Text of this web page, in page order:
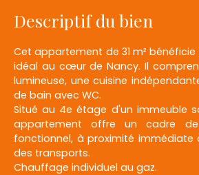
Descriptif du bien
Cet appartement de 31 m²
idéal au cœur de Nancy. Il
lumineuse, une cuisine
de bain avec WC.
Situé au 4e étage d'un immeuble
appartement offre un cadre
fonctionnel, à proximité immédiate
des transports.
Chauffage individuel au gaz.